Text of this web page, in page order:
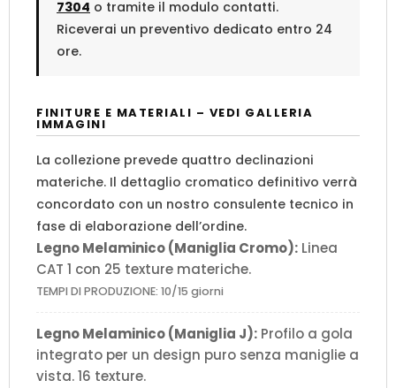
7304 o tramite il modulo contatti.
Riceverai un preventivo dedicato entro 24
ore.
FINITURE E MATERIALI – VEDI GALLERIA
IMMAGINI
La collezione prevede quattro declinazioni
materiche. Il dettaglio cromatico definitivo verrà
concordato con un nostro consulente tecnico in
fase di elaborazione dell’ordine.
Legno Melaminico (Maniglia Cromo): Linea
CAT 1 con 25 texture materiche.
TEMPI DI PRODUZIONE: 10/15 giorni
Legno Melaminico (Maniglia J): Profilo a gola
integrato per un design puro senza maniglie a
vista. 16 texture.